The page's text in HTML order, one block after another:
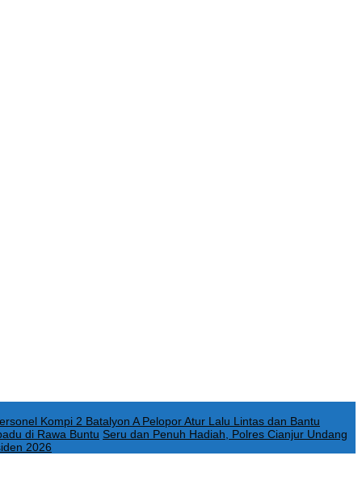
Kompi 2 Batalyon A Pelopor Atur Lalu Lintas dan Bantu
di Rawa Buntu Seru dan Penuh Hadiah, Polres Cianjur Undang
2026